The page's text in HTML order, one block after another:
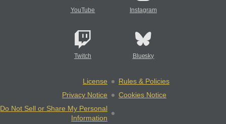
YouTube Instagram
Twitch Bluesky
License
Rules & Policies
Privacy Notice
Cookies Notice
Do Not Sell or Share My Personal
Information